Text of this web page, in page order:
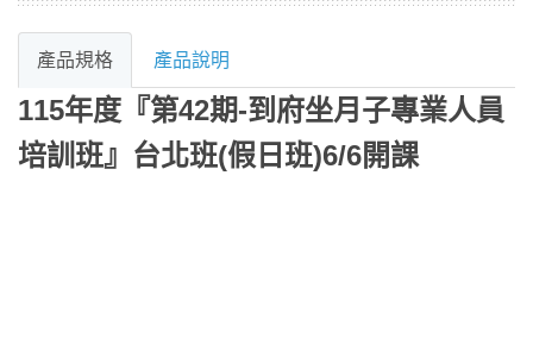
產品規格 產品說明